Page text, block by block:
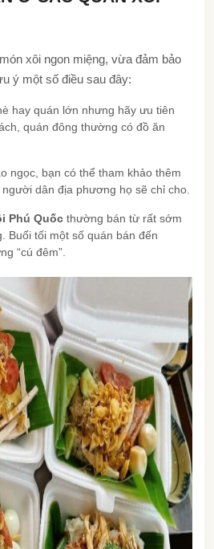
xôi ngon miệng, vừa đảm bảo
ý một số điều sau đây:
hay quán lớn nhưng hãy ưu tiên
quán đông thường có đồ ăn
ngọc, bạn có thể tham khảo thêm
dân địa phương họ sẽ chỉ cho.
Phú Quốc thường bán từ rất sớm
Buổi tối một số quán bán đến
“cú đêm”.